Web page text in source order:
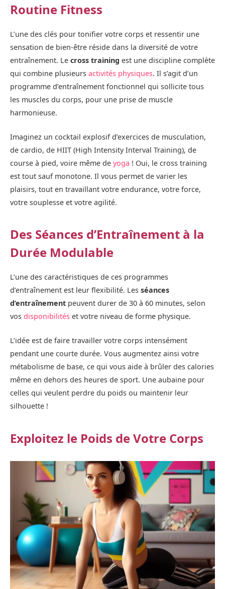
Routine Fitness
L’une des clés pour tonifier votre corps et ressentir une
sensation de bien-être réside dans la diversité de votre
entraînement. Le cross training est une discipline complète
qui combine plusieurs activités physiques. Il s’agit d’un
programme d’entraînement fonctionnel qui sollicite tous
les muscles du corps, pour une prise de muscle
harmonieuse.
Imaginez un cocktail explosif d’exercices de musculation,
de cardio, de HIIT (High Intensity Interval Training), de
course à pied, voire même de yoga ! Oui, le cross training
est tout sauf monotone. Il vous permet de varier les
plaisirs, tout en travaillant votre endurance, votre force,
votre souplesse et votre agilité.
Des Séances d’Entraînement à la
Durée Modulable
L’une des caractéristiques de ces programmes
d’entraînement est leur flexibilité. Les séances
d’entraînement peuvent durer de 30 à 60 minutes, selon
vos disponibilités et votre niveau de forme physique.
L’idée est de faire travailler votre corps intensément
pendant une courte durée. Vous augmentez ainsi votre
métabolisme de base, ce qui vous aide à brûler des calories
même en dehors des heures de sport. Une aubaine pour
celles qui veulent perdre du poids ou maintenir leur
silhouette !
Exploitez le Poids de Votre Corps